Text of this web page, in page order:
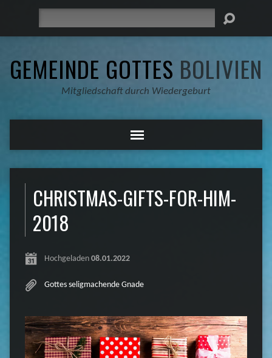
GEMEINDE GOTTES BOLIVIEN
Mitgliedschaft durch Wiedergeburt
CHRISTMAS-GIFTS-FOR-HIM-
2018
Hochgeladen 08.01.2022
Gottes seligmachende Gnade